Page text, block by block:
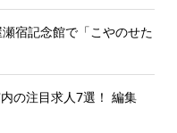
宿記念館で「こやのせた
の注目求人7選！ 編集